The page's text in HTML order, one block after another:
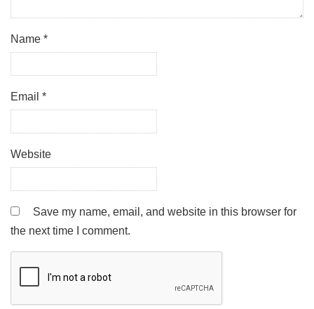
Name *
Email *
Website
Save my name, email, and website in this browser for
the next time I comment.